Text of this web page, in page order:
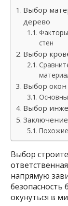
Выбор
дерево
стен
Выбор
Выбор
Выбор
Заключение
Выбор
напрямую
окунуться в